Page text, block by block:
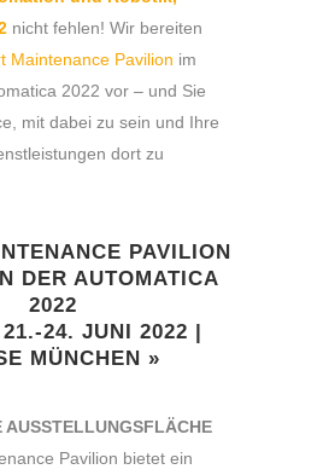
nicht fehlen! Wir bereiten
Maintenance Pavilion im
2022 vor – und Sie
mit dabei zu sein und Ihre
dort zu
PAVILION
DER AUTOMATICA
2022
24. JUNI 2022 |
MÜNCHEN »
AUSSTELLUNGSFLÄCHE
Pavilion bietet ein